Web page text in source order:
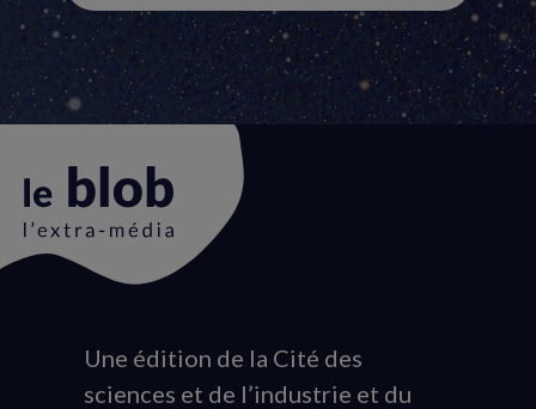
Animation
du
Une édition de la Cité des
sciences et de l’industrie et du